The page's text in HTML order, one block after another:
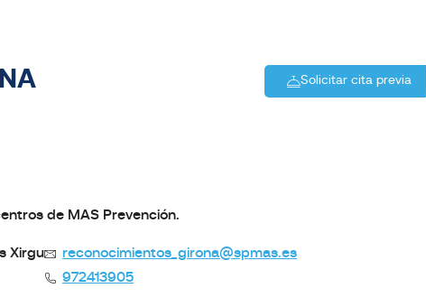
Solicitar cita previa
de MAS Prevención.
Xirgu
reconocimientos_girona@spmas.es
972413905